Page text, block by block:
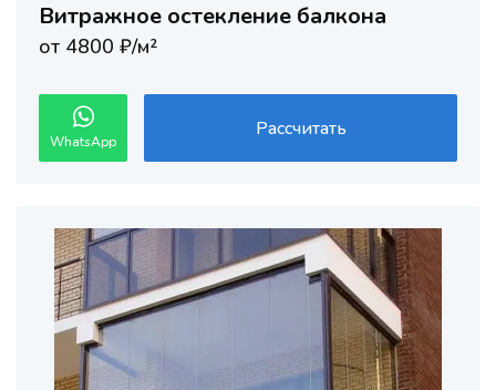
Витражное остекление балкона
от 4800 ₽/м²
WhatsApp
Рассчитать